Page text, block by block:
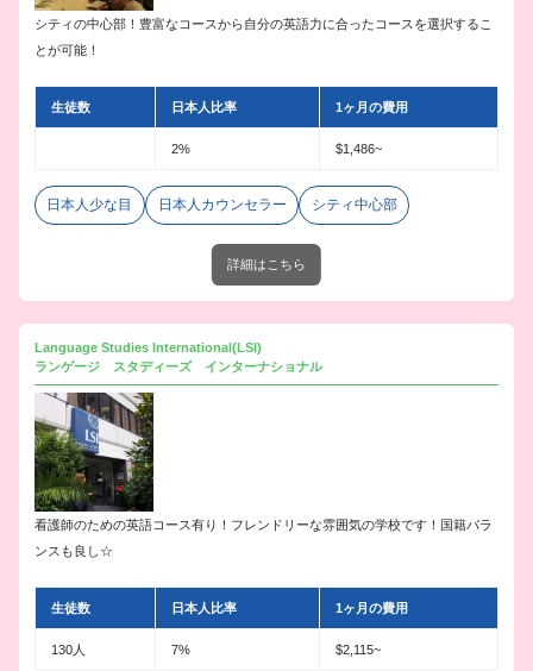
シティの中心部！豊富なコースから自分の英語力に合ったコースを選択するこ
とが可能！
生徒数 日本人比率 1ヶ月の費用
2% $1,486~
日本人少な目 日本人カウンセラー シティ中心部
詳細はこちら
Language Studies International(LSI)
ランゲージ スタディーズ インターナショナル
看護師のための英語コース有り！フレンドリーな雰囲気の学校です！国籍バラ
ンスも良し☆
生徒数 日本人比率 1ヶ月の費用
130人 7% $2,115~